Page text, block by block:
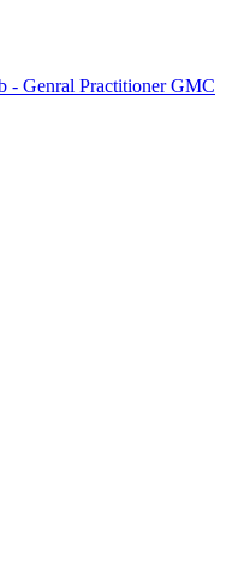
- Genral Practitioner GMC